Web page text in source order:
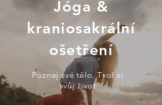
Jóga &
kraniosakrální
ošetření
Poznej své tělo. Tvoř si
svůj život